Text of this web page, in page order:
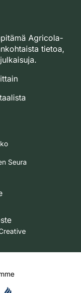
Agricola-
tietoa,
Seura